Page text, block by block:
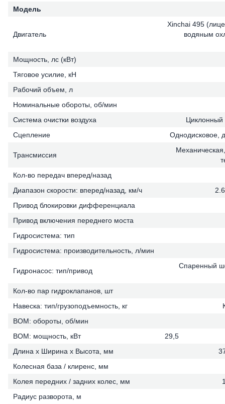
Модель
Двигатель
Xinchai 495
водяным
Мощность, лс (кВт)
Тяговое усилие, кН
Рабочий объем, л
Номинальные обороты, об/мин
Система очистки воздуха
Циклонный
Сцепление
Однодисковое,
Трансмиссия
Кол-во передач вперед/назад
Диапазон скорости: вперед/назад, км/ч
Привод блокировки дифференциала
Привод включения переднего моста
Гидросистема: тип
Гидросистема: производительность, л/мин
Гидронасос: тип/привод
Спаренный
Кол-во пар гидроклапанов, шт
Навеска: тип/грузоподъемность, кг
ВОМ: обороты, об/мин
ВОМ: мощность, кВт
29,5
Длина х Ширина х Высота, мм
Колесная база / клиренс, мм
Колея передних / задних колес, мм
Радиус разворота, м